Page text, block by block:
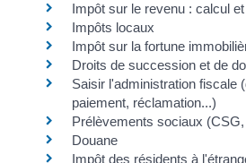
Impôt sur le revenu : calcul
Impôts locaux
Impôt sur la fortune
Droits de succession et de
Saisir l'administration fiscale
paiement, réclamation...)
Prélèvements sociaux
Douane
Impôt des résidents à